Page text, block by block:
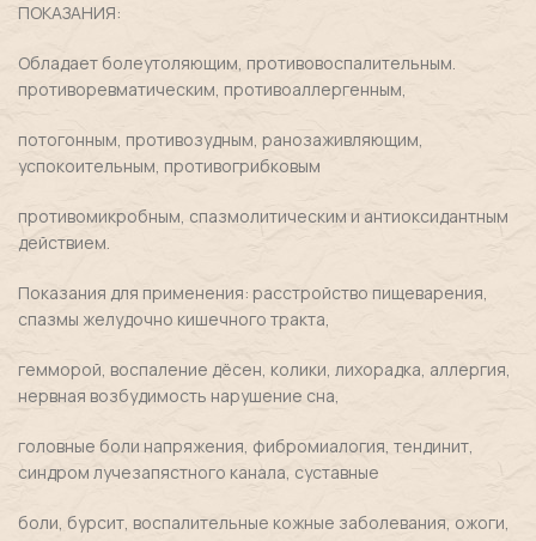
ПОКАЗАНИЯ:
Обладает болеутоляющим, противовоспалительным.
противоревматическим, противоаллергенным,
потогонным, противозудным, ранозаживляющим,
успокоительным, противогрибковым
противомикробным, спазмолитическим и антиоксидантным
действием.
Показания для применения: расстройство пищеварения,
спазмы желудочно кишечного тракта,
гемморой, воспаление дёсен, колики, лихорадка, аллергия,
нервная возбудимость нарушение сна,
головные боли напряжения, фибромиалогия, тендинит,
синдром лучезапястного канала, суставные
боли, бурсит, воспалительные кожные заболевания, ожоги,